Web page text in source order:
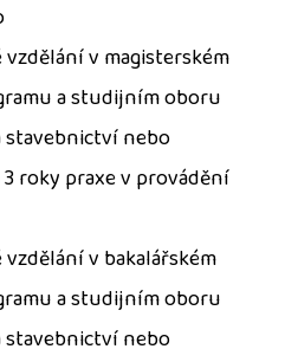
v magisterském
a studijním oboru
stavebnictví nebo
roky praxe v provádění
v bakalářském
a studijním oboru
stavebnictví nebo